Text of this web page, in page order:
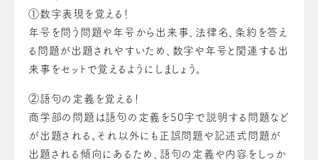
①数字表現を覚える！
年号を問う問題や年号から出来事、法律名、条約を答え
る問題が出題されやすいため、数字や年号と関連する出
来事をセットで覚えるようにしましょう。
②語句の定義を覚える！
商学部の問題は語句の定義を50字で説明する問題など
が出題される。それ以外にも正誤問題や記述式問題が
出題される傾向にあるため、語句の定義や内容をしっか